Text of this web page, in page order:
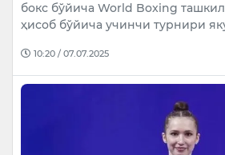
бокс бўйича World Boxing
ҳисоб бўйича учинчи турнири
10:20 / 07.07.2025